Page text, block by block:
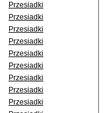
Przesiadki
Przesiadki
Przesiadki
Przesiadki
Przesiadki
Przesiadki
Przesiadki
Przesiadki
Przesiadki